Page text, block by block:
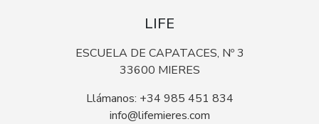
LIFE
ESCUELA DE CAPATACES, Nº 3
33600 MIERES
Llámanos: +34 985 451 834
info@lifemieres.com